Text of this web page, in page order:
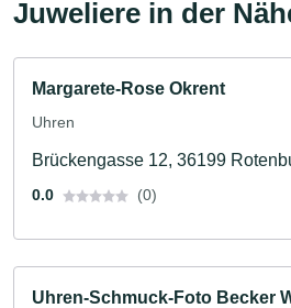
Juweliere in der
Margarete-Rose Okrent
Uhren
Brückengasse 12, 36199
0.0 (0)
Uhren-Schmuck-Foto Becker